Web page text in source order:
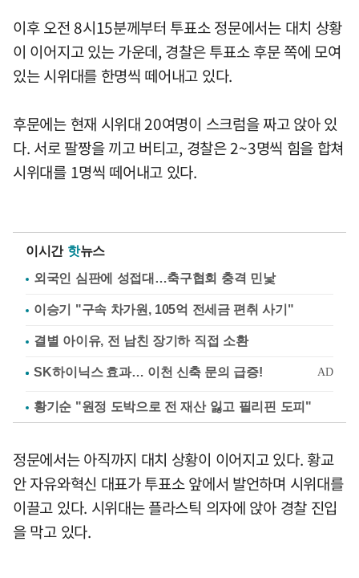
이후 오전 8시15분께부터 투표소 정문에서는 대치 상황
이 이어지고 있는 가운데, 경찰은 투표소 후문 쪽에 모여
있는 시위대를 한명씩 떼어내고 있다.
후문에는 현재 시위대 20여명이 스크럼을 짜고 앉아 있
다. 서로 팔짱을 끼고 버티고, 경찰은 2~3명씩 힘을 합쳐
시위대를 1명씩 떼어내고 있다.
이시간 핫뉴스
외국인 심판에 성접대…축구협회 충격 민낯
이승기 "구속 차가원, 105억 전세금 편취 사기"
결별 아이유, 전 남친 장기하 직접 소환
황기순 "원정 도박으로 전 재산 잃고 필리핀 도피"
정문에서는 아직까지 대치 상황이 이어지고 있다. 황교
안 자유와혁신 대표가 투표소 앞에서 발언하며 시위대를
이끌고 있다. 시위대는 플라스틱 의자에 앉아 경찰 진입
을 막고 있다.